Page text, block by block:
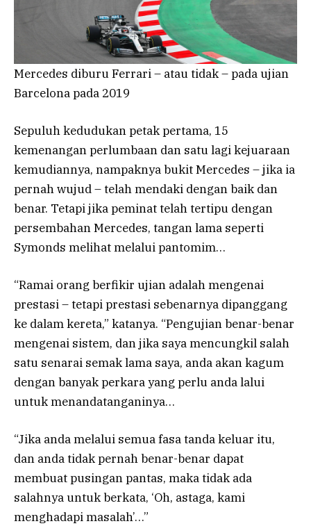
Mercedes diburu Ferrari – atau tidak – pada ujian
Barcelona pada 2019
Sepuluh kedudukan petak pertama, 15
kemenangan perlumbaan dan satu lagi kejuaraan
kemudiannya, nampaknya bukit Mercedes – jika ia
pernah wujud – telah mendaki dengan baik dan
benar. Tetapi jika peminat telah tertipu dengan
persembahan Mercedes, tangan lama seperti
Symonds melihat melalui pantomim…
“Ramai orang berfikir ujian adalah mengenai
prestasi – tetapi prestasi sebenarnya dipanggang
ke dalam kereta,” katanya. “Pengujian benar-benar
mengenai sistem, dan jika saya mencungkil salah
satu senarai semak lama saya, anda akan kagum
dengan banyak perkara yang perlu anda lalui
untuk menandatanganinya…
“Jika anda melalui semua fasa tanda keluar itu,
dan anda tidak pernah benar-benar dapat
membuat pusingan pantas, maka tidak ada
salahnya untuk berkata, ‘Oh, astaga, kami
menghadapi masalah’…”